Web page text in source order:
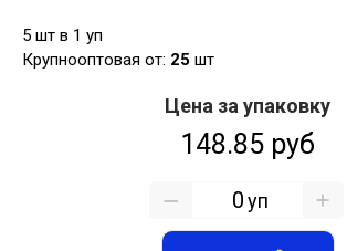
5 шт в 1 уп
Крупнооптовая от: 25 шт
Цена за упаковку
148.85 руб
уп